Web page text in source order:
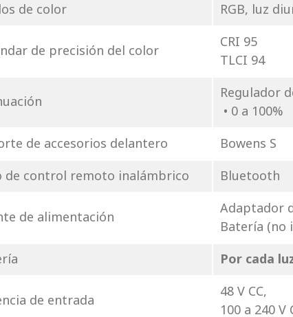
de color
RGB, luz
de precisión del color
CRI 95
TLCI 94
Regulador
• 0 a 100%
de accesorios delantero
Bowens S
de control remoto inalámbrico
Bluetooth
de alimentación
Adaptador
Batería (no
Por cada
de entrada
48 V CC,
100 a 240 V